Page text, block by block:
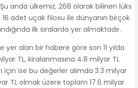
anda ülkemiz, 268 olarak bilinen lüks
16 adet uçak filosu ile dünyanın birçok
ilk sıralarda yer almaktadır.
alan bir habere göre son 11 yılda
TL, kiralanmasına 4.8 milyar TL
için ise bu değerler alımda 3.3 milyar
TL olmak üzere toplam 17.6 milyar